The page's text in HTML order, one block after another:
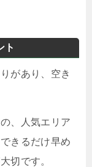
ト
があり、空き
、人気エリア
きるだけ早め
切です。